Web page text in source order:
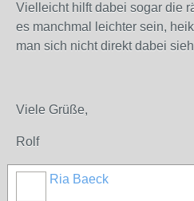
Vielleicht hilft dabei sogar die
es manchmal leichter sein,
man sich nicht direkt dabei
Viele Grüße,
Rolf
Ria Baeck